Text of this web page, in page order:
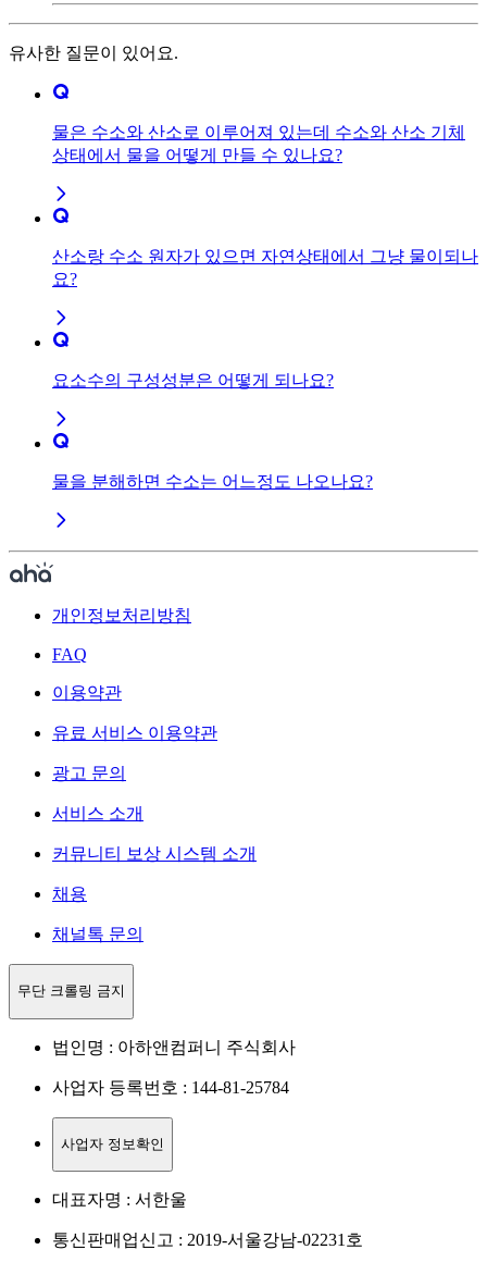
유사한 질문이 있어요.
물은 수소와 산소로 이루어져 있는데 수소와 산소 기체
상태에서 물을 어떻게 만들 수 있나요?
산소랑 수소 원자가 있으면 자연상태에서 그냥 물이되나
요?
요소수의 구성성분은 어떻게 되나요?
물을 분해하면 수소는 어느정도 나오나요?
개인정보처리방침
FAQ
이용약관
유료 서비스 이용약관
광고 문의
서비스 소개
커뮤니티 보상 시스템 소개
채용
채널톡 문의
무단 크롤링 금지
법인명 : 아하앤컴퍼니 주식회사
사업자 등록번호 : 144-81-25784
사업자 정보확인
대표자명 : 서한울
통신판매업신고 : 2019-서울강남-02231호